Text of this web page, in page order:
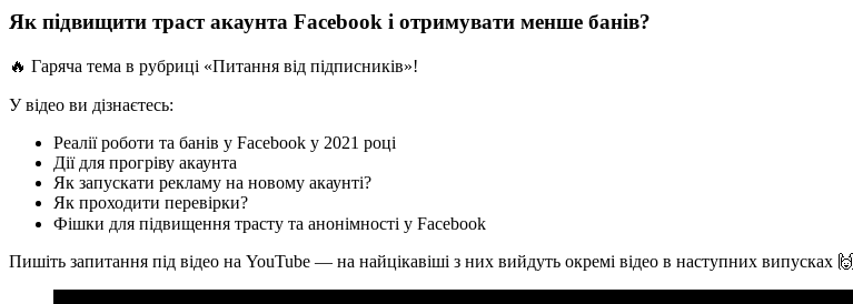
Як підвищити траст акаунта Facebook і отримувати менше банів?
🔥 Гаряча тема в рубриці «Питання від підписників»! ⠀
У відео ви дізнаєтесь: ⠀
Реалії роботи та банів у Facebook у 2021 році
Дії для прогріву акаунта
Як запускати рекламу на новому акаунті?
Як проходити перевірки?
Фішки для підвищення трасту та анонімності у Facebook ⠀
Пишіть запитання під відео на YouTube — на найцікавіші з них вийдуть окремі відео в наступних випусках 🙌